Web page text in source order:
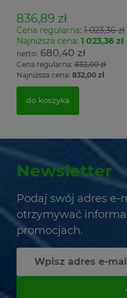
836,89 zł
Cena regularna: 1 023,36 zł
Najniższa cena: 1 023,36 zł
680,40 zł
Cena regularna: 832,00 zł
Najniższa cena: 832,00 zł
do koszyka
Newsletter
Podaj swój adres e-
otrzymywać
promocjach.